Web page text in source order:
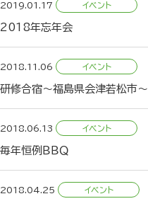
2019.01.17
2018年忘年会
2018.11.06
研修合宿～福島県会津若松市～
2018.06.13
毎年恒例ＢＢＱ
2018.04.25